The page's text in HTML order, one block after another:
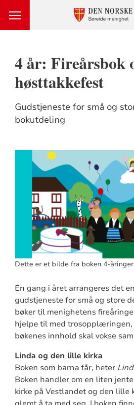
4 år: Fireårsbok
høsttakkefest
Gudstjeneste for små og
bokutdeling
Dette er et bilde fra boken 4-
En gang i året arrangeres det
gudstjeneste for små og store
bøker til menighetens
hjelpe til med trosopplæringen,
bøkenes innhold skal vokse
Linda og den lille kirka
Boken som barna får, heter
Boken handler om en liten
kirke på Vestlandet og den lille